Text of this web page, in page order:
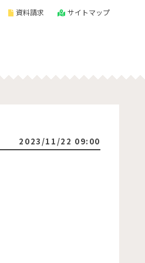
資料請求 サイトマップ
2023/11/22 09:00